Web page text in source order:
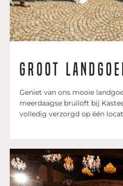
Groot
Geniet van ons mooie
meerdaagse bruiloft bij
volledig verzorgd op één